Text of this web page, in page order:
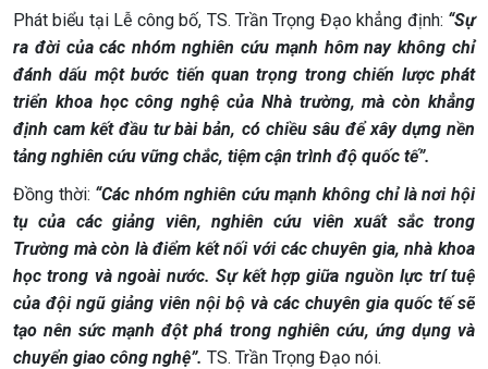
Phát biểu tại Lễ công bố, TS. Trần Trọng Đạo khẳng định: “Sự
ra đời của các nhóm nghiên cứu mạnh hôm nay không chỉ
đánh dấu một bước tiến quan trọng trong chiến lược phát
triển khoa học công nghệ của Nhà trường, mà còn khẳng
định cam kết đầu tư bài bản, có chiều sâu để xây dựng nền
tảng nghiên cứu vững chắc, tiệm cận trình độ quốc tế”.
Đồng thời: “Các nhóm nghiên cứu mạnh không chỉ là nơi hội
tụ của các giảng viên, nghiên cứu viên xuất sắc trong
Trường mà còn là điểm kết nối với các chuyên gia, nhà khoa
học trong và ngoài nước. Sự kết hợp giữa nguồn lực trí tuệ
của đội ngũ giảng viên nội bộ và các chuyên gia quốc tế sẽ
tạo nên sức mạnh đột phá trong nghiên cứu, ứng dụng và
chuyển giao công nghệ”. TS. Trần Trọng Đạo nói.